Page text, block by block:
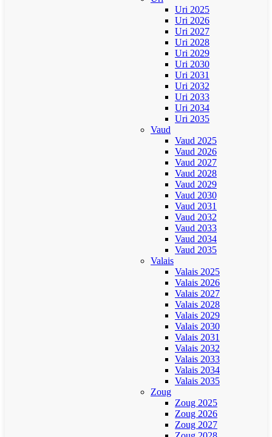
Uri 2025
Uri 2026
Uri 2027
Uri 2028
Uri 2029
Uri 2030
Uri 2031
Uri 2032
Uri 2033
Uri 2034
Uri 2035
Vaud
Vaud 2025
Vaud 2026
Vaud 2027
Vaud 2028
Vaud 2029
Vaud 2030
Vaud 2031
Vaud 2032
Vaud 2033
Vaud 2034
Vaud 2035
Valais
Valais 2025
Valais 2026
Valais 2027
Valais 2028
Valais 2029
Valais 2030
Valais 2031
Valais 2032
Valais 2033
Valais 2034
Valais 2035
Zoug
Zoug 2025
Zoug 2026
Zoug 2027